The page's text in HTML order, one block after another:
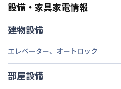
い。期間の変更がある場合は
設備・家具家電情報
建物設備
エレベーター、 オートロック
部屋設備